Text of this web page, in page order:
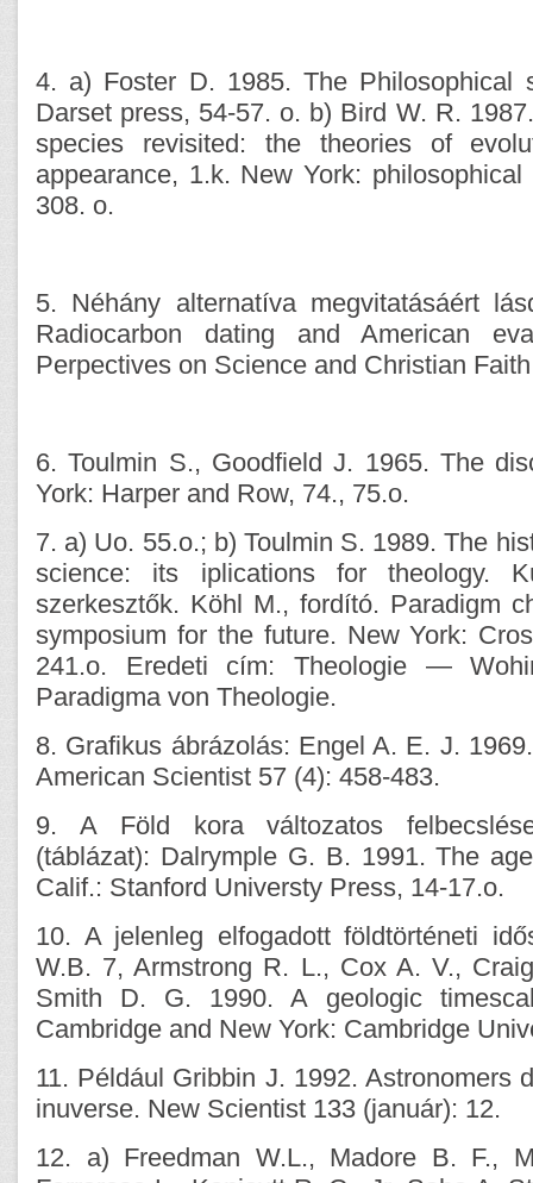
4. a) Foster D. 1985. The Philosophical
Darset press, 54-57. o. b) Bird W. R.
species revisited: the theories of
appearance, 1.k. New York:
308. o.
5. Néhány alternatíva megvitatásáért
Radiocarbon dating and American
Perpectives on Science and Christian
6. Toulmin S., Goodfield J. 1965. The
York: Harper and Row, 74., 75.o.
7. a) Uo. 55.o.; b) Toulmin S. 1989. The
science: its iplications for theology.
szerkesztők. Köhl M., fordító. Paradigm
symposium for the future. New York:
241.o. Eredeti cím: Theologie —
Paradigma von Theologie.
8. Grafikus ábrázolás: Engel A. E. J.
American Scientist 57 (4): 458-483.
9. A Föld kora változatos
(táblázat): Dalrymple G. B. 1991. The
Calif.: Stanford Universty Press, 14-17.o.
10. A jelenleg elfogadott földtörténeti
W.B. 7, Armstrong R. L., Cox A. V.,
Smith D. G. 1990. A geologic
Cambridge and New York: Cambridge
11. Például Gribbin J. 1992. Astronomers
inuverse. New Scientist 133 (január): 12.
12. a) Freedman W.L., Madore B. F.,